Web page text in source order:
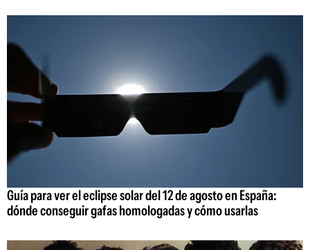
Guía para ver el eclipse solar del 12 de agosto en España:
dónde conseguir gafas homologadas y cómo usarlas